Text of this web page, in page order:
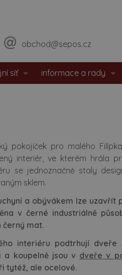
obchod@sepos.cz
síť informace a rady
praktické rady
montážní návody
doporučené rozměry
certifikáty /
školení montážníků
pokojíček pro malého
interiér, ve kterém hrála
se jednoznačně staly
sklem.
a obývákem lze
v černé industriálně
mat.
interiéru podtrhují
a koupelně jsou v dveře v
tytéž, ale ocelové.